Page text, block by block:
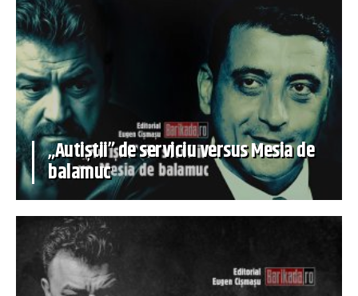
„Autiștii” de serviciu versus Mesia de
balamuc